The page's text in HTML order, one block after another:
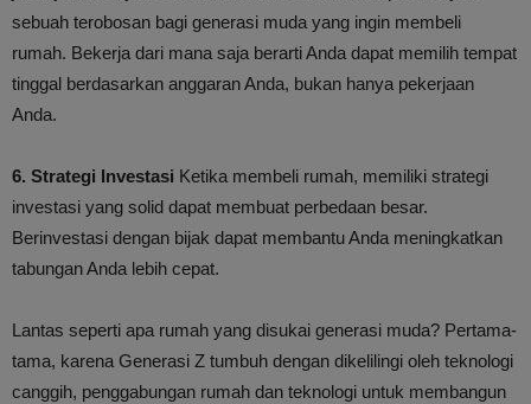
sebuah terobosan bagi generasi muda yang ingin membeli
rumah. Bekerja dari mana saja berarti Anda dapat memilih tempat
tinggal berdasarkan anggaran Anda, bukan hanya pekerjaan
Anda.
6. Strategi Investasi Ketika membeli rumah, memiliki strategi
investasi yang solid dapat membuat perbedaan besar.
Berinvestasi dengan bijak dapat membantu Anda meningkatkan
tabungan Anda lebih cepat.
Lantas seperti apa rumah yang disukai generasi muda? Pertama-
tama, karena Generasi Z tumbuh dengan dikelilingi oleh teknologi
canggih, penggabungan rumah dan teknologi untuk membangun